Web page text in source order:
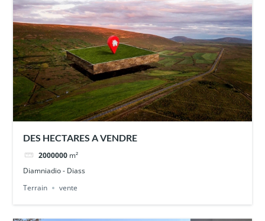
DES HECTARES A VENDRE
2000000 m²
Diamniadio - Diass
Terrain
vente